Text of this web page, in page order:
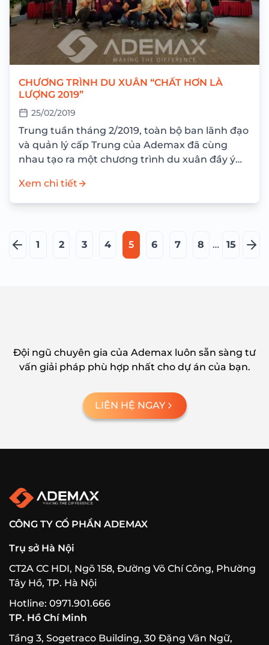
CHƯƠNG TRÌNH DU XUÂN “CHẤT HƠN LÀ
LƯỢNG 2019”
25/02/2019
Trung tuần tháng 2/2019, toàn bộ ban lãnh đạo
và quản lý cấp Trung của Ademax đã cùng
nhau tạo ra một chương trình du xuân đầy ý
Xem chi tiết
Trang
1 2 3 4 5 6 7 8 … 15
Đội ngũ chuyên gia của Ademax luôn sẵn sàng tư
vấn giải pháp phù hợp nhất cho dự án của bạn.
LIÊN HỆ NGAY
CÔNG TY CỔ PHẦN ADEMAX
Trụ sở Hà Nội
CT2A CC HDI, Ngõ 158, Đường Võ Chí Công, Phường
Tây Hồ, TP. Hà Nội
Hotline: 0971.901.666
TP. Hồ Chí Minh
Tầng 3, Sogetraco Building, 30 Đặng Văn Ngữ,